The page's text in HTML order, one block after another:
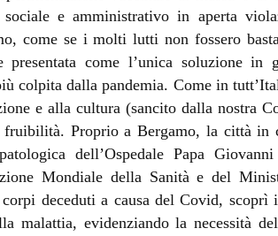
e amministrativo in aperta
come se i molti lutti non fossero
presentata come l’unica soluzione in
colpita dalla pandemia. Come in
e alla cultura (sancito dalla nostra
fruibilità. Proprio a Bergamo, la città
dell’Ospedale Papa
Mondiale della Sanità e del
deceduti a causa del Covid,
malattia, evidenziando la necessità